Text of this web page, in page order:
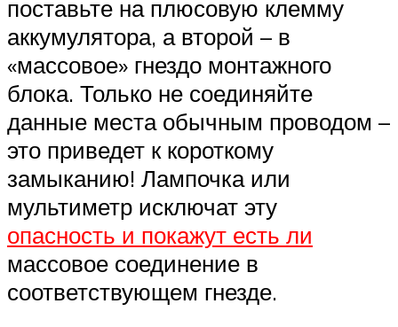
поставьте на плюсовую клемму
аккумулятора, а второй – в
«массовое» гнездо монтажного
блока. Только не соединяйте
данные места обычным проводом –
это приведет к короткому
замыканию! Лампочка или
мультиметр исключат эту
опасность и покажут есть ли
массовое соединение в
соответствующем гнезде.